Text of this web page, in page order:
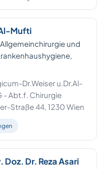
Mufti
und
Dr.Weiser u.Dr.Al-
- Abt.f. Chirurgie
Straße 44, 1230 Wien
Dr. Reza Asari